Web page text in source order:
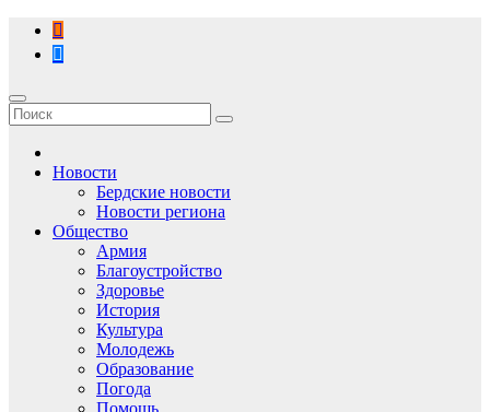
Перейти
содержимому
Новости
Бердские новости
Новости региона
Общество
Армия
Благоустройство
Здоровье
История
Культура
Молодежь
Образование
Погода
Помощь